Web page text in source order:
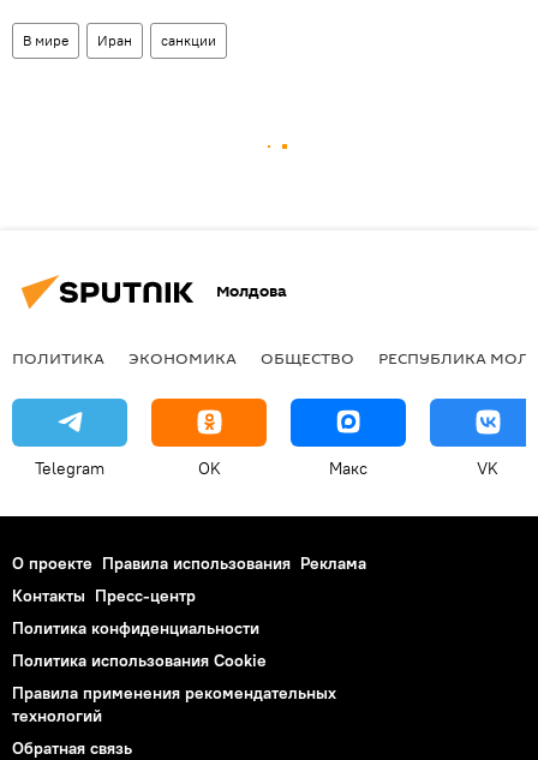
В мире Иран санкции
Молдова
ПОЛИТИКА ЭКОНОМИКА ОБЩЕСТВО РЕСПУБЛИКА
Telegram OK Макс VK
О проекте Правила использования Реклама
Контакты Пресс-центр
Политика конфиденциальности
Политика использования Cookie
Правила применения рекомендательных
технологий
Обратная связь